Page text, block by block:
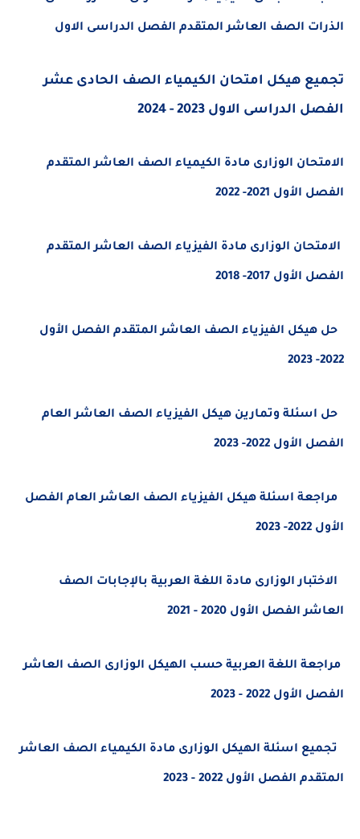
الصف العاشر المتقدم الفصل الدراسى الاول
هيكل امتحان الكيمياء الصف الحادى عشر
الاول 2023 - 2024
الوزارى مادة الكيمياء الصف العاشر المتقدم
2021- 2022
الوزارى مادة الفيزياء الصف العاشر المتقدم
2017- 2018
الفيزياء الصف العاشر المتقدم الفصل الأول
وتمارين هيكل الفيزياء الصف العاشر العام
2022- 2023
اسئلة هيكل الفيزياء الصف العاشر العام الفصل
الوزارى مادة اللغة العربية بالإجابات الصف
الأول 2020 - 2021
اللغة العربية حسب الهيكل الوزارى الصف العاشر
2022 - 2023
اسئلة الهيكل الوزارى مادة الكيمياء الصف العاشر
الفصل الأول 2022 - 2023